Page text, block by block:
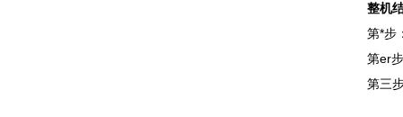
整机
第*步
第er
第三